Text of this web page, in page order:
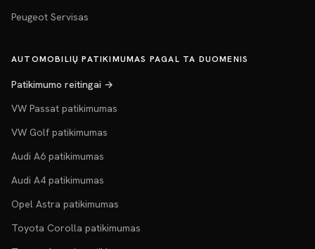
Peugeot Servisas
AUTOMOBILIŲ PATIKIMUMAS PAGAL TA DUOMENIS
Patikimumo reitingai →
VW Passat patikimumas
VW Golf patikimumas
Audi A6 patikimumas
Audi A4 patikimumas
Opel Astra patikimumas
Toyota Corolla patikimumas